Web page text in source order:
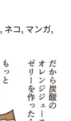
, ネコ, マンガ,